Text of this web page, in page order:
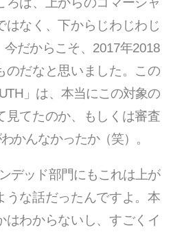
はなく、下からじわじわじ
だからこそ、2017年2018
のだなと思いました。この
」は、本当にこの対象の
見てたのか、もしくは審査
かんなかったか（笑）。
デッド部門にもこれは上が
うな話だったんですよ。本
はわからないし、すごくイ